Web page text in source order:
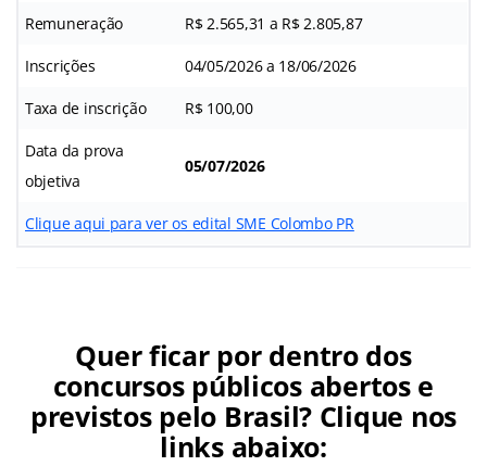
Remuneração R$ 2.565,31 a R$ 2.805,87
Inscrições 04/05/2026 a 18/06/2026
Taxa de inscrição R$ 100,00
Data da prova
objetiva
05/07/2026
Clique aqui para ver os edital SME Colombo PR
Quer ficar por dentro dos
concursos públicos abertos e
previstos pelo Brasil? Clique nos
links abaixo: